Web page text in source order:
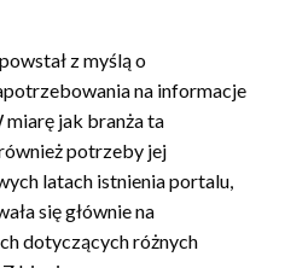
z myślą o
na informacje
miarę jak branża ta
potrzeby jej
latach istnienia portalu,
się głównie na
dotyczących różnych